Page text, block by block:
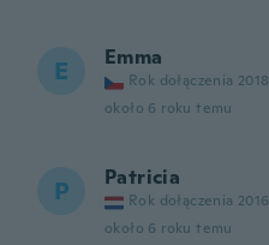
E Emma
Rok dołączenia 2018
około 6 roku temu
P Patricia
Rok dołączenia 2016
około 6 roku temu